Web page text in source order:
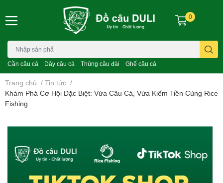
Cần câu cá Dây câu cá Thùng câu đài Ghế câu cá
0
Trang chủ / Tin tức /
Khám Phá Cơ Hội Đặc Biệt: Vừa Câu Cá, Vừa Kiếm Tiền Cùng Rice
Fishing